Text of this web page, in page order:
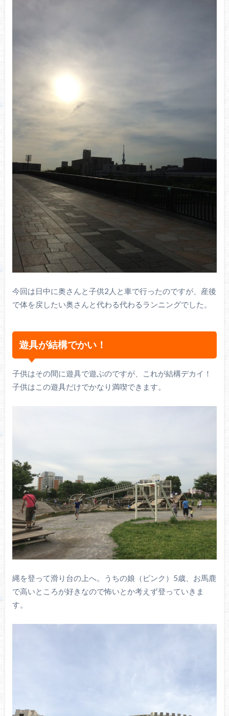
今回は日中に奥さんと子供2人と車で行ったのですが、産後
で体を戻したい奥さんと代わる代わるランニングでした。
遊具が結構でかい！
子供はその間に遊具で遊ぶのですが、これが結構デカイ！
子供はこの遊具だけでかなり満喫できます。
縄を登って滑り台の上へ。うちの娘（ピンク）5歳、お馬鹿
で高いところが好きなので怖いとか考えず登っていきま
す。